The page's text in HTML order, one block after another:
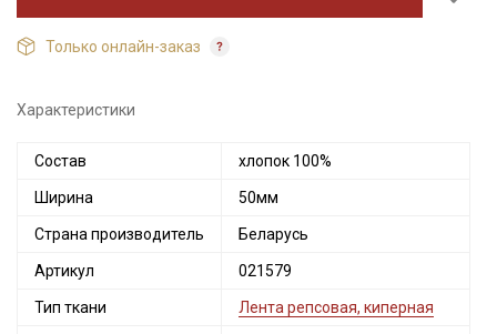
Только онлайн-заказ
Характеристики
Состав хлопок 100%
Ширина 50мм
Страна производитель Беларусь
Артикул 021579
Тип ткани Лента репсовая, киперная
промокоды и скидки до 30% на узкие
категории тканей
Электронная почта